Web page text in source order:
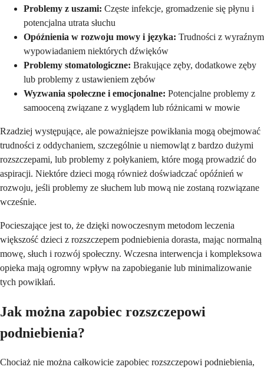
Problemy z uszami: Częste infekcje, gromadzenie się płynu i
potencjalna utrata słuchu
Opóźnienia w rozwoju mowy i języka: Trudności z wyraźnym
wypowiadaniem niektórych dźwięków
Problemy stomatologiczne: Brakujące zęby, dodatkowe zęby
lub problemy z ustawieniem zębów
Wyzwania społeczne i emocjonalne: Potencjalne problemy z
samooceną związane z wyglądem lub różnicami w mowie
Rzadziej występujące, ale poważniejsze powikłania mogą obejmować
trudności z oddychaniem, szczególnie u niemowląt z bardzo dużymi
rozszczepami, lub problemy z połykaniem, które mogą prowadzić do
aspiracji. Niektóre dzieci mogą również doświadczać opóźnień w
rozwoju, jeśli problemy ze słuchem lub mową nie zostaną rozwiązane
wcześnie.
Pocieszające jest to, że dzięki nowoczesnym metodom leczenia
większość dzieci z rozszczepem podniebienia dorasta, mając normalną
mowę, słuch i rozwój społeczny. Wczesna interwencja i kompleksowa
opieka mają ogromny wpływ na zapobieganie lub minimalizowanie
tych powikłań.
Jak można zapobiec rozszczepowi
podniebienia?
Chociaż nie można całkowicie zapobiec rozszczepowi podniebienia,